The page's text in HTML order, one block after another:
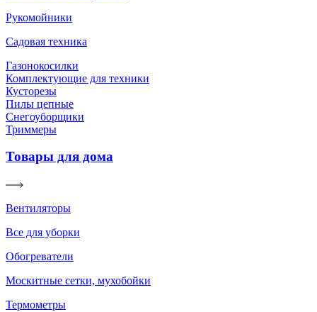
Рукомойники
Садовая техника
Газонокосилки
Комплектующие для техники
Кусторезы
Пилы цепные
Снегоуборщики
Триммеры
Товары для дома
Вентиляторы
Все для уборки
Обогреватели
Москитные сетки, мухобойки
Термометры